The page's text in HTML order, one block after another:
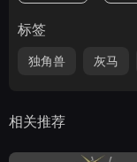
标签
独角兽 灰马
相关推荐